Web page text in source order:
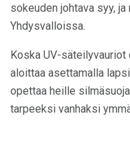
sokeuden johtava syy,
Yhdysvalloissa.
Koska UV-säteilyvauriot
aloittaa asettamalla
opettaa heille
tarpeeksi vanhaksi